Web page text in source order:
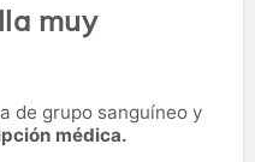
muy
de grupo sanguíneo y
médica.